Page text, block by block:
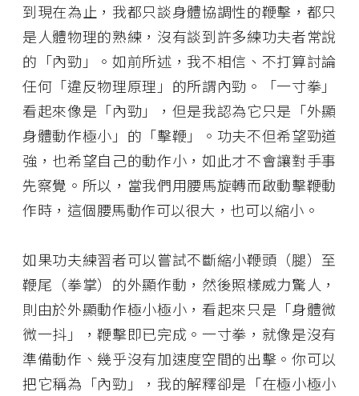
到現在為止，我都只談身體協調性的鞭擊，都只
是人體物理的熟練，沒有談到許多練功夫者常說
的「內勁」。如前所述，我不相信、不打算討論
任何「違反物理原理」的所謂內勁。「一寸拳」
看起來像是「內勁」，但是我認為它只是「外顯
身體動作極小」的「擊鞭」。功夫不但希望勁道
強，也希望自己的動作小，如此才不會讓對手事
先察覺。所以，當我們用腰馬旋轉而啟動擊鞭動
作時，這個腰馬動作可以很大，也可以縮小。
如果功夫練習者可以嘗試不斷縮小鞭頭（腿）至
鞭尾（拳掌）的外顯作動，然後照樣威力驚人，
則由於外顯動作極小極小，看起來只是「身體微
微一抖」，鞭擊即已完成。一寸拳，就像是沒有
準備動作、幾乎沒有加速度空間的出擊。你可以
把它稱為「內勁」，我的解釋卻是「在極小極小